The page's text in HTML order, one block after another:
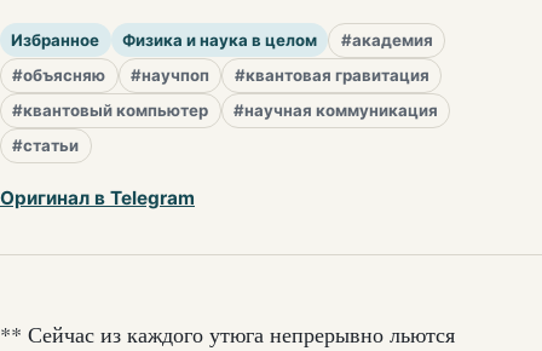
Избранное Физика и наука в целом
#академия
#объясняю
#научпоп
#квантовая гравитация
#квантовый компьютер
#научная коммуникация
#статьи
Оригинал в Telegram
** Сейчас из каждого утюга непрерывно льются